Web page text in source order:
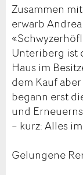
Zusammen
erwarb
Unteriberg ist
Haus im
dem Kauf
begann erst
und
– kurz: Alles
Gelungene